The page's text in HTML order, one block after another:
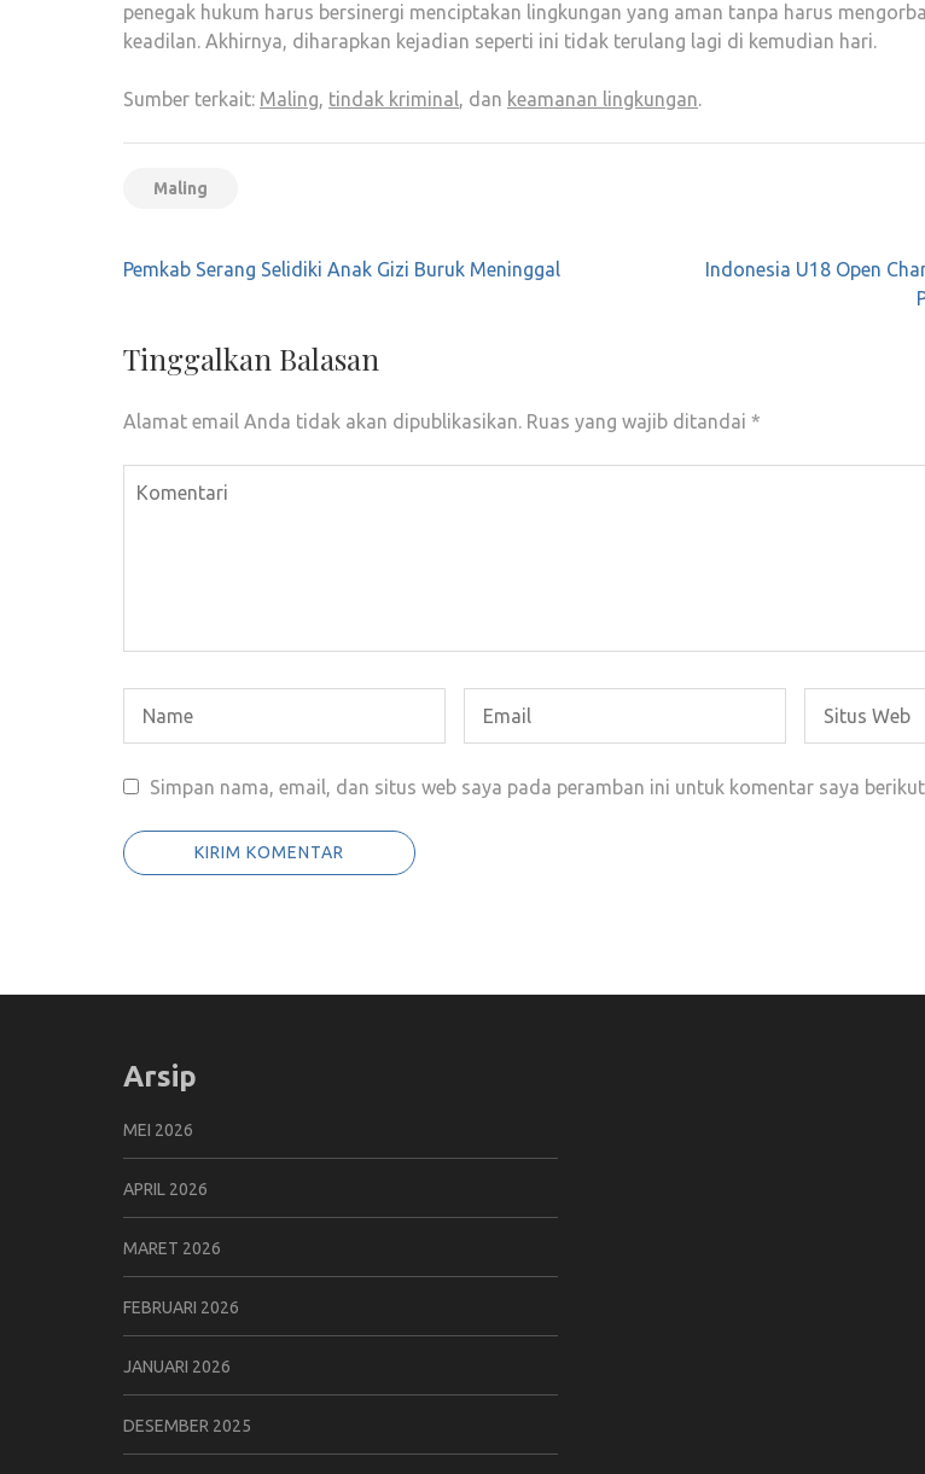
penegak hukum harus bersinergi menciptakan lingkungan yang aman tanpa harus
keadilan. Akhirnya, diharapkan kejadian seperti ini tidak terulang lagi di kemudian hari.
Sumber terkait: Maling, tindak kriminal, dan keamanan lingkungan.
Maling
Navigasi
Pemkab Serang Selidiki Anak Gizi Buruk Meninggal
Indonesia U18 Open
Tinggalkan Balasan
Alamat email Anda tidak akan dipublikasikan. Ruas yang wajib ditandai *
Simpan nama, email, dan situs web saya pada peramban ini untuk komentar saya
Arsip
MEI 2026
APRIL 2026
MARET 2026
FEBRUARI 2026
JANUARI 2026
DESEMBER 2025